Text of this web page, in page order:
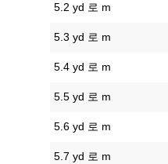
5.2 yd 로 m
5.3 yd 로 m
5.4 yd 로 m
5.5 yd 로 m
5.6 yd 로 m
5.7 yd 로 m